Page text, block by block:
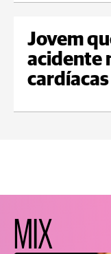
Jovem
acidente
MIX